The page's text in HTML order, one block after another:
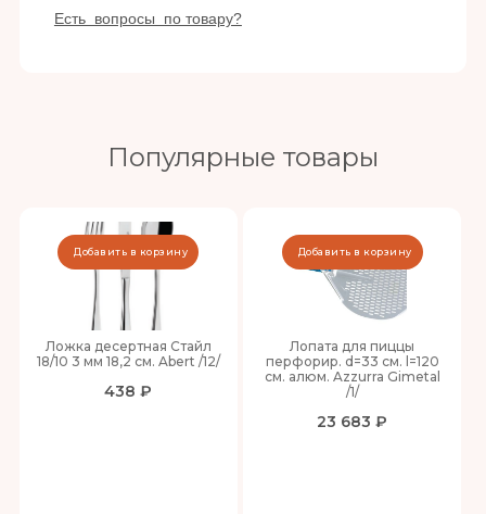
Есть вопросы по товару?
Популярные товары
Ложка десертная Стайл
18/10 3 мм 18,2 см. Abert /12/
438 ₽
Добавить в корзину
Лопата для пиццы
перфорир. d=33 см. l=120
см. алюм. Azzurra Gimetal
/1/
23 683 ₽
Добавить в корзину